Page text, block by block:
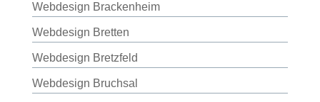
Webdesign Brackenheim
Webdesign Bretten
Webdesign Bretzfeld
Webdesign Bruchsal